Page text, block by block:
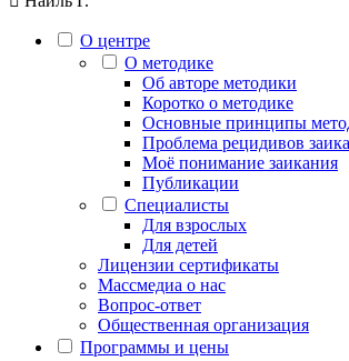
О центре
О методике
Об авторе методики
Коротко о методике
Основные принципы
Проблема рецидивов
Моё понимание заикания
Публикации
Специалисты
Для взрослых
Для детей
Лицензии сертификаты
Массмедиа о нас
Вопрос-ответ
Общественная организация
Программы и цены